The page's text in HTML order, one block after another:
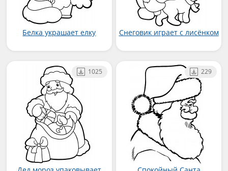
Белка украшает елку Снеговик играет с лисёнком
1025 229